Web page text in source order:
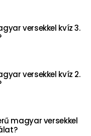
versekkel kvíz 3.
versekkel kvíz 2.
magyar versekkel